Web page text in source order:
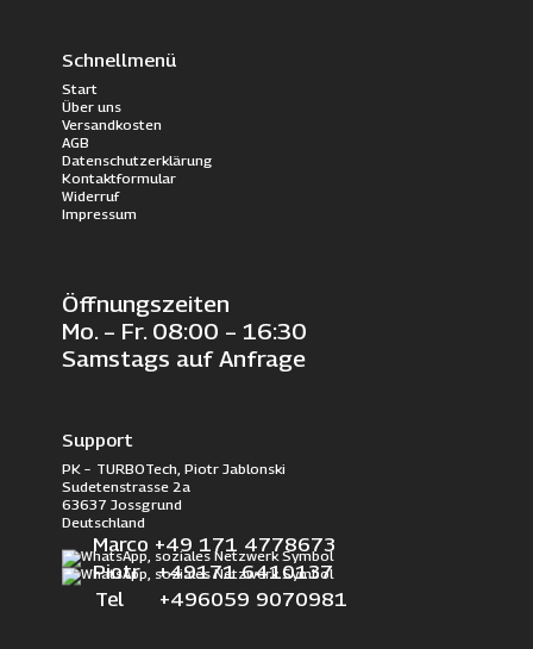
Schnellmenü
Start
Über uns
Versandkosten
AGB
Datenschutzerklärung
Kontaktformular
Widerruf
Impressum
Öffnungszeiten
Mo. – Fr. 08:00 – 16:30
Samstags auf Anfrage
Support
PK – TURBOTech, Piotr Jablonski
Sudetenstrasse 2a
63637 Jossgrund
Deutschland
Marco +49 171 4778673
Piotr +49171 6410137
Tel +496059 9070981